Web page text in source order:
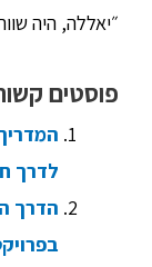
״יאללה, היה
פוסטים
לדרך
הדרך